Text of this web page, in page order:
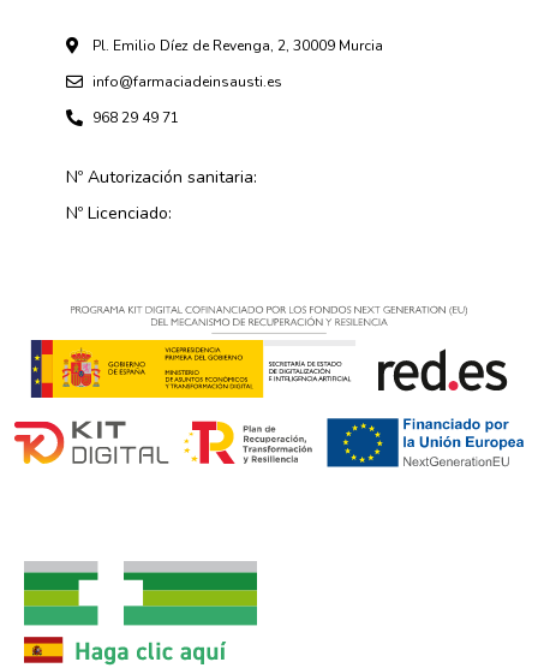
Pl. Emilio Díez de Revenga, 2, 30009 Murcia
info@farmaciadeinsausti.es
968 29 49 71
Nº Autorización sanitaria:
Nº Licenciado: